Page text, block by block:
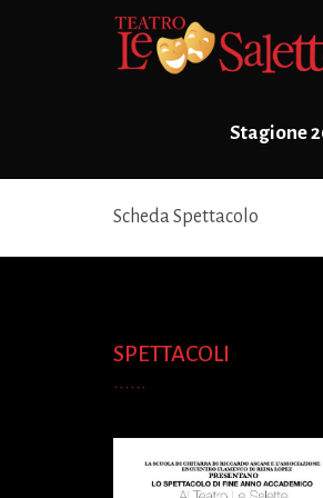
Stagione
Scheda Spettacolo
SPETTACOLI